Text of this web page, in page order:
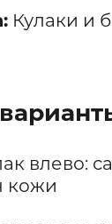
Кулаки и
влево:
кожи